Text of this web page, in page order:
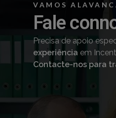
VAMOS
Fale
Precisa de apoio
experiência em
Contacte-nos para